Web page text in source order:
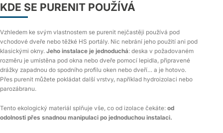
KDE SE PURENIT POUŽÍVÁ
Vzhledem ke svým vlastnostem se purenit nejčastěji používá pod
vchodové dveře nebo těžké HS portály. Nic nebrání jeho použití ani pod
klasickými okny. Jeho instalace je jednoduchá: deska v požadovaném
rozměru je umístěna pod okna nebo dveře pomocí lepidla, připravené
drážky zapadnou do spodního profilu oken nebo dveří… a je hotovo.
Přes purenit můžete pokládat další vrstvy, například hydroizolaci nebo
parozábranu.
Tento ekologický materiál splňuje vše, co od izolace čekáte: od
odolnosti přes snadnou manipulaci po jednoduchou instalaci.